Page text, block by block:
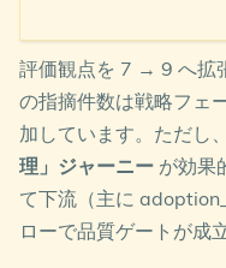
ータとス
ために、
Month 9
いずれもキックオフ
ルの指摘で、計画フ
用可能な品質に達し
評価観点を 7 → 9 へ拡
の指摘件数は戦略フェ
加しています。ただし、
理」ジャーニー が効果
て下流（主に
ローで品質ゲートが成